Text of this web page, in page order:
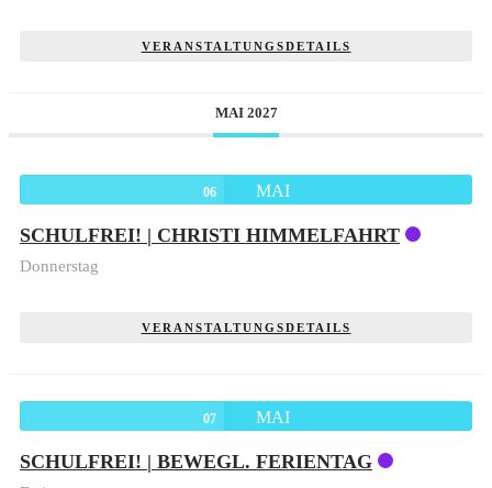
VERANSTALTUNGSDETAILS
MAI 2027
06 MAI
SCHULFREI! | CHRISTI HIMMELFAHRT
Donnerstag
VERANSTALTUNGSDETAILS
07 MAI
SCHULFREI! | BEWEGL. FERIENTAG